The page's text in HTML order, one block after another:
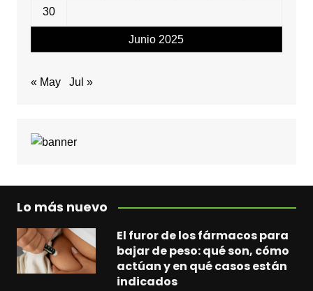
Junio 2025
30
« May Jul »
Lo más nuevo
El furor de los fármacos para
bajar de peso: qué son, cómo
actúan y en qué casos están
indicados